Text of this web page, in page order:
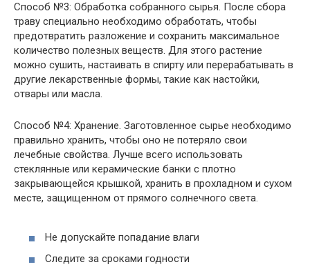
Способ №3: Обработка собранного сырья. После сбора
траву специально необходимо обработать, чтобы
предотвратить разложение и сохранить максимальное
количество полезных веществ. Для этого растение
можно сушить, настаивать в спирту или перерабатывать в
другие лекарственные формы, такие как настойки,
отвары или масла.
Способ №4: Хранение. Заготовленное сырье необходимо
правильно хранить, чтобы оно не потеряло свои
лечебные свойства. Лучше всего использовать
стеклянные или керамические банки с плотно
закрывающейся крышкой, хранить в прохладном и сухом
месте, защищенном от прямого солнечного света.
Не допускайте попадание влаги
Следите за сроками годности